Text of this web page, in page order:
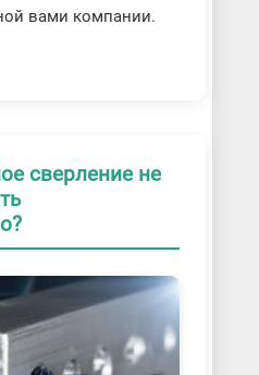
вами компании.
сверление не